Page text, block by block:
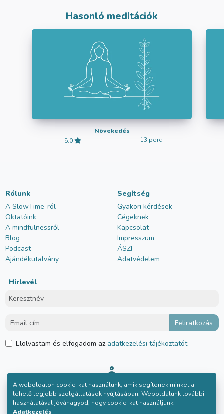
Hasonló meditációk
Növekedés
5.0
13 perc
A weboldalon cookie-kat használunk, amik segítenek minket a
lehető legjobb szolgáltatások nyújtásában. Weboldalunk további
használatával jóváhagyod, hogy cookie-kat használjunk.
Adatkezelés
Rólunk
A SlowTime-ról
Oktatóink
A mindfulnessről
Blog
Podcast
Ajándékutalvány
Segítség
Gyakori kérdések
Cégeknek
Kapcsolat
Impresszum
ÁSZF
Adatvédelem
Hírlevél
Elolvastam és elfogadom azadatkezelési tájékoztatót